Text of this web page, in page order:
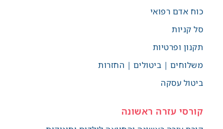
כוח אדם רפואי
סל קניות
תקנון ופרטיות
משלוחים | ביטולים | החזרות
ביטול עסקה
קורסי עזרה ראשונה